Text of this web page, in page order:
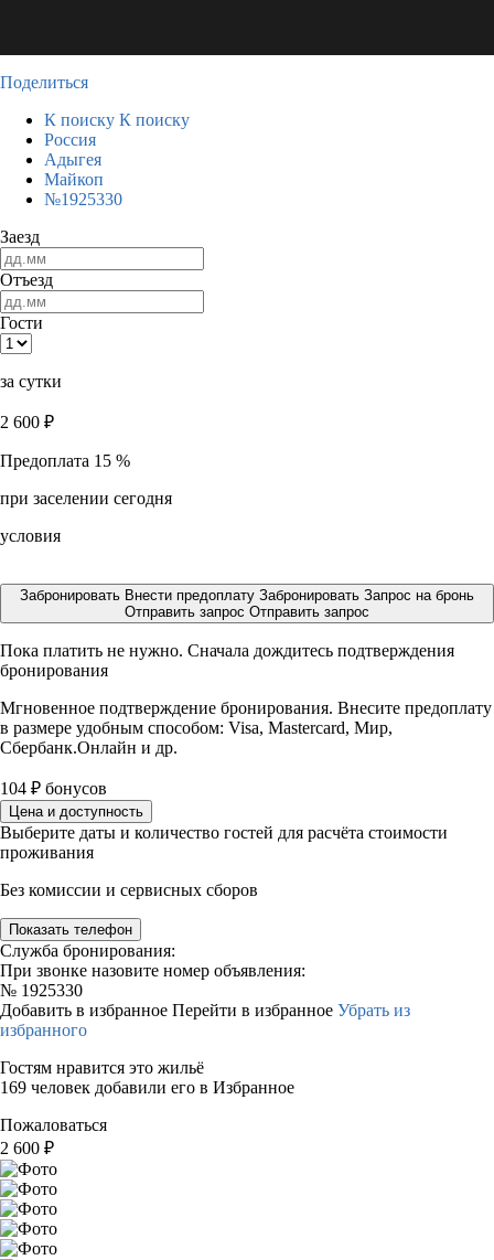
Поделиться
К поиску К поиску
Россия
Адыгея
Майкоп
№1925330
Заезд
Отъезд
Гости
за сутки
2 600 ₽
Предоплата 15 %
при заселении сегодня
условия
Забронировать Внести предоплату Забронировать Запрос на бронь
Отправить запрос Отправить запрос
Пока платить не нужно. Сначала дождитесь подтверждения
бронирования
Мгновенное подтверждение бронирования. Внесите предоплату
в размере удобным способом: Visa, Mastercard, Мир,
Сбербанк.Онлайн и др.
104 ₽ бонусов
Цена и доступность
Выберите даты и количество гостей для расчёта стоимости
проживания
Без комиссии и сервисных сборов
Показать телефон
Служба бронирования:
При звонке назовите номер объявления:
№ 1925330
Добавить в избранное Перейти в избранное Убрать из
избранного
Гостям нравится это жильё
169 человек добавили его в Избранное
Пожаловаться
2 600 ₽